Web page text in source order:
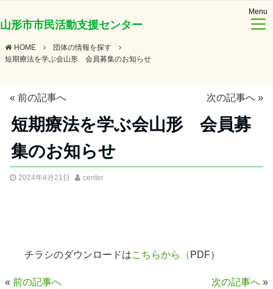
山形市市民活動支援センター
Menu
HOME
団体の情報を探す
短期療法を学ぶ会山形 会員募集のお知らせ
« 前の記事へ 次の記事へ »
短期療法を学ぶ会山形 会員募
集のお知らせ
2024年4月21日 center
チラシのダウンロードはこちらから（ PDF）
« 前の記事へ 次の記事へ »